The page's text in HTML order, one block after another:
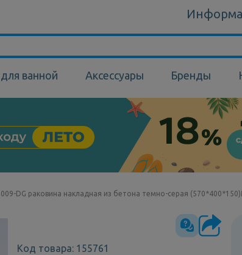
ванной Аксессуары Бренды
DG раковина накладная из бетона темно-серая
Код товара: 155761